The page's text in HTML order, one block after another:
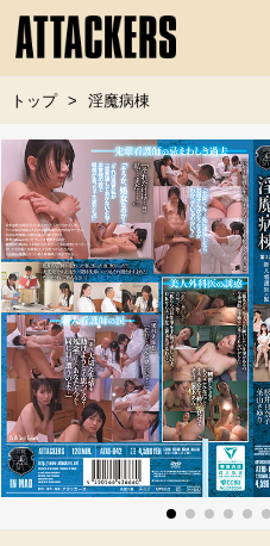
トップ 淫魔病棟